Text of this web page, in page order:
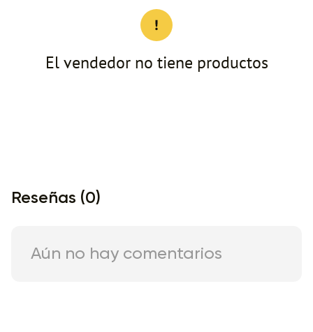
El vendedor no tiene productos
Reseñas (0)
Aún no hay comentarios